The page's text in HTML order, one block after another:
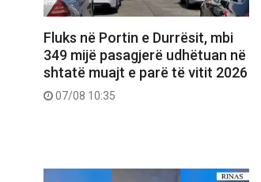
Fluks në Portin e Durrësit, mbi
349 mijë pasagjerë udhëtuan në
shtatë muajt e parë të vitit 2026
07/08 10:35